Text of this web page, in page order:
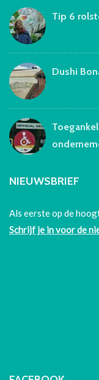
Tip 6
Dushi
NIEUWSBRIEF
Als eerste op de
Schrijf je in voor de